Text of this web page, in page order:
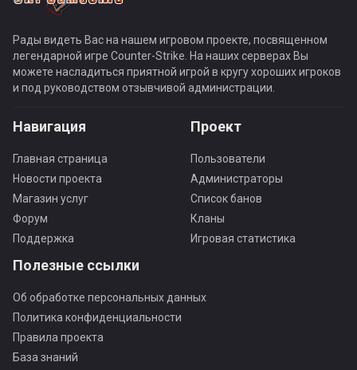
Рады видеть Вас на нашем игровом проекте, посвященном
легендарной игре Counter-Strike. На наших серверах Вы
можете насладиться приятной игрой в кругу хороших игроков
и под руководством отзывчивой администрации.
Навигация
Главная страница
Новости проекта
Магазин услуг
Форум
Поддержка
Проект
Пользователи
Администраторы
Список банов
Кланы
Игровая статистика
Полезные ссылки
Об обработке персональных данных
Политика конфиденциальности
Правила проекта
База знаний